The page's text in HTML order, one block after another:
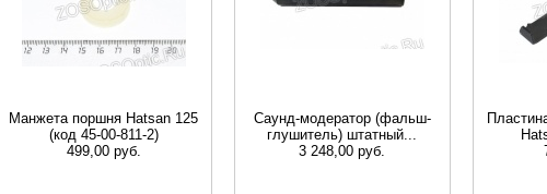
Манжета поршня Hatsan 125
(код 45-00-811-2)
499,00 руб.
Саунд-модератор (фальш-
глушитель) штатный...
3 248,00 руб.